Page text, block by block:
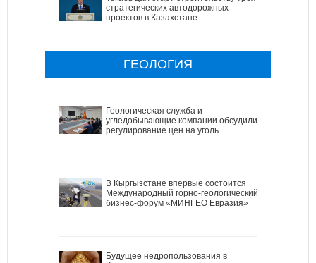
стратегических автодорожных
проектов в Казахстане
ГЕОЛОГИЯ
Геологическая служба и
угледобывающие компании обсудили
регулирование цен на уголь
В Кыргызстане впервые состоится
Международный горно-геологический
бизнес-форум «МИНГЕО Евразия»
Будущее недропользования в